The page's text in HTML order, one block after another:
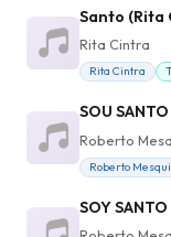
Santo (Rita
Rita Cintra
Rita Cintra
Roberto
SOY